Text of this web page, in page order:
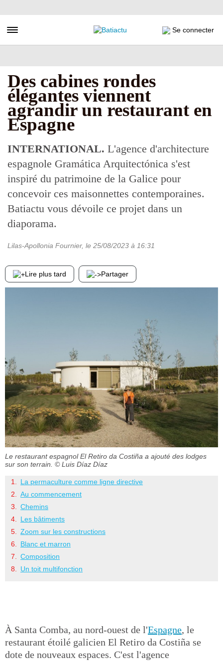
au
principal
Toggle navigation Se connecter
Des cabines rondes
élégantes viennent
agrandir un restaurant en
Espagne
INTERNATIONAL. L'agence d'architecture
espagnole Gramática Arquitectónica s'est
inspiré du patrimoine de la Galice pour
concevoir ces maisonnettes contemporaines.
Batiactu vous dévoile ce projet dans un
diaporama.
Lilas-Apollonia Fournier, le 25/08/2023 à 16:31
Lire plus tard Partager
Le restaurant espagnol El Retiro da Costiña a ajouté des lodges
sur son terrain. © Luis Díaz Díaz
La permaculture comme ligne directive
Au commencement
Chemins
Les bâtiments
Zoom sur les constructions
Blanc et marron
Composition
Un toit multifonction
À Santa Comba, au nord-ouest de l'Espagne, le
restaurant étoilé galicien El Retiro da Costiña se
dote de nouveaux espaces. C'est l'agence